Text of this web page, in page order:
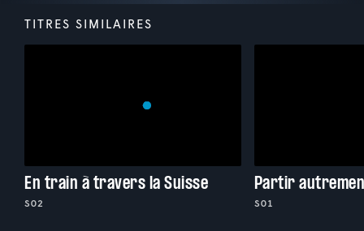
TITRES SIMILAIRES
En train à travers la Suisse
S02
Partir
S01